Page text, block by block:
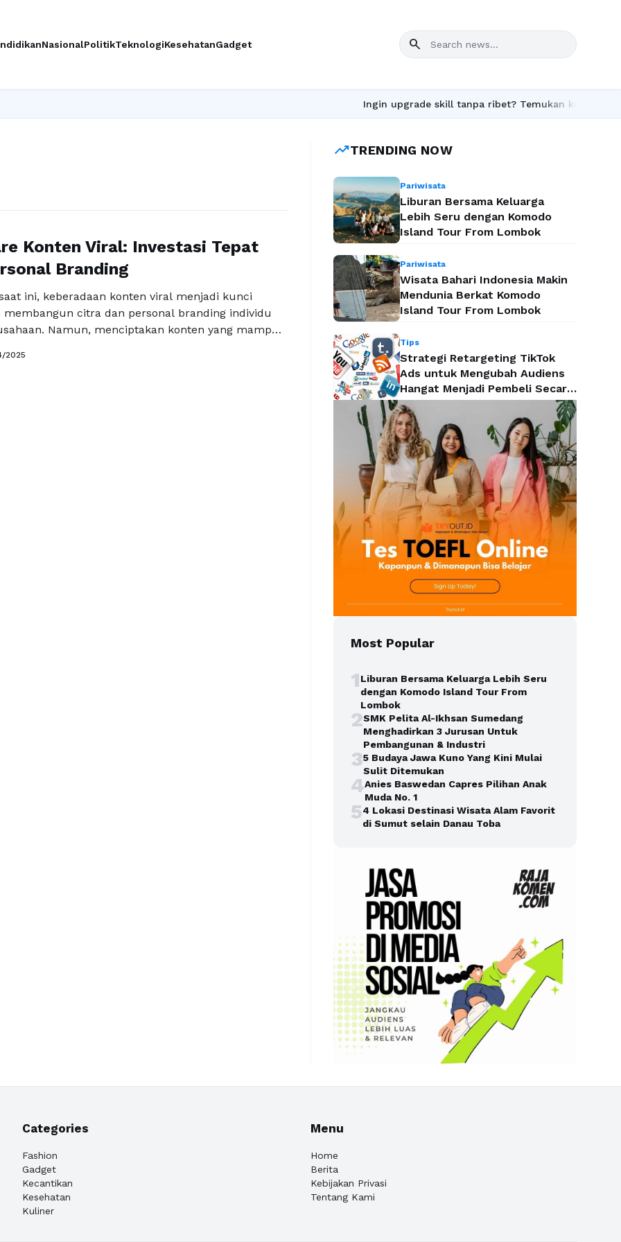
NasionalPolitikTeknologiKesehatanGadget search
Ingin upgrade skill tanpa ribet? Temukan kelas seru dan
Konten Viral: Investasi Tepat
Branding
ini, keberadaan konten viral menjadi kunci
citra dan personal branding individu
Namun, menciptakan konten yang mampu
jasa share konten viral berperan penting. Dengan
2025
trending_upTRENDING NOW
Pariwisata
Liburan Bersama Keluarga
Lebih Seru dengan Komodo
Island Tour From Lombok
Pariwisata
Wisata Bahari Indonesia Makin
Mendunia Berkat Komodo
Island Tour From Lombok
Tips
Strategi Retargeting TikTok
Ads untuk Mengubah Audiens
Hangat Menjadi Pembeli Secara
Efektif
Most Popular
1Liburan Bersama Keluarga Lebih Seru
dengan Komodo Island Tour From
Lombok
2SMK Pelita Al-Ikhsan Sumedang
Menghadirkan 3 Jurusan Untuk
Pembangunan & Industri
35 Budaya Jawa Kuno Yang Kini Mulai
Sulit Ditemukan
4Anies Baswedan Capres Pilihan Anak
Muda No. 1
54 Lokasi Destinasi Wisata Alam Favorit
di Sumut selain Danau Toba
Categories
Fashion
Gadget
Kecantikan
Kesehatan
Kuliner
Menu
Home
Berita
Kebijakan Privasi
Tentang Kami